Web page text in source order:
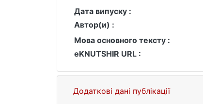
Дата випуску :
Автор(и) :
Мова основного тексту :
eKNUTSHIR URL :
Додаткові дані публікації